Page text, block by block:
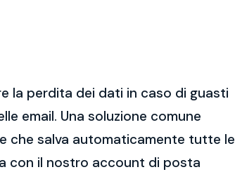
la perdita dei dati in caso di guasti
email. Una soluzione comune
che salva automaticamente tutte le
con il nostro account di posta